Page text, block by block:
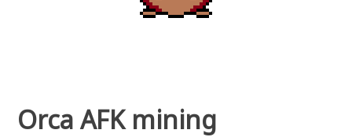
Orca AFK mining